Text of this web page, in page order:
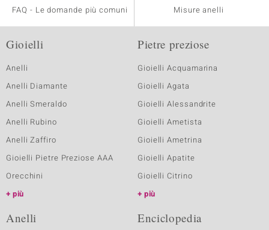
FAQ - Le domande più comuni
Misure anelli
Gioielli
Anelli
Anelli Diamante
Anelli Smeraldo
Anelli Rubino
Anelli Zaffiro
Gioielli Pietre Preziose AAA
Orecchini
più
Pietre preziose
Gioielli Acquamarina
Gioielli Agata
Gioielli Alessandrite
Gioielli Ametista
Gioielli Ametrina
Gioielli Apatite
Gioielli Citrino
più
Anelli Enciclopedia